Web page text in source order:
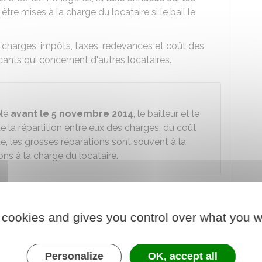
mises à la charge du locataire si le bail le
charges, impôts, taxes, redevances et coût des
qui concernent d'autres locataires.
avant le 5 novembre 2014, le bailleur et le
la répartition entre eux des charges, du coût
les grosses réparations sont souvent à la
à la charge du locataire.
par le locataire ?
et les réparations courantes. On parle de
au locataire uniquement si le contrat de bail
and gives you control over what you
Personalize OK, accept all